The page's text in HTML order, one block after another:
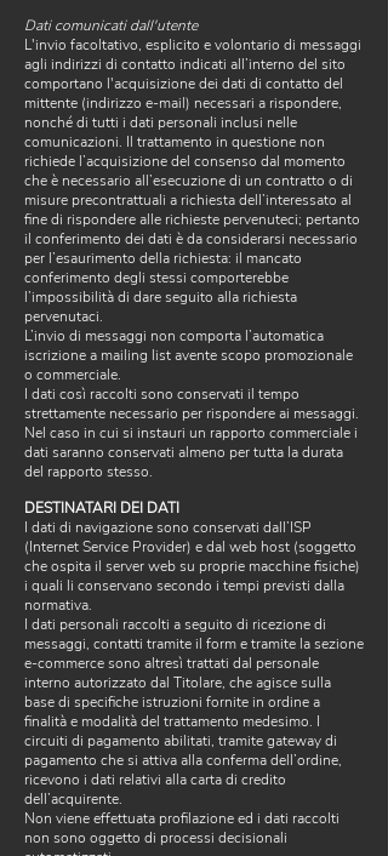
Dati comunicati dall'utente
L'invio facoltativo, esplicito e volontario di messaggi
agli indirizzi di contatto indicati all’interno del sito
comportano l'acquisizione dei dati di contatto del
mittente (indirizzo e-mail) necessari a rispondere,
nonché di tutti i dati personali inclusi nelle
comunicazioni. Il trattamento in questione non
richiede l’acquisizione del consenso dal momento
che è necessario all’esecuzione di un contratto o di
misure precontrattuali a richiesta dell’interessato al
fine di rispondere alle richieste pervenuteci; pertanto
il conferimento dei dati è da considerarsi necessario
per l’esaurimento della richiesta: il mancato
conferimento degli stessi comporterebbe
l’impossibilità di dare seguito alla richiesta
pervenutaci.
L’invio di messaggi non comporta l’automatica
iscrizione a mailing list avente scopo promozionale
o commerciale.
I dati così raccolti sono conservati il tempo
strettamente necessario per rispondere ai messaggi.
Nel caso in cui si instauri un rapporto commerciale i
dati saranno conservati almeno per tutta la durata
del rapporto stesso.
DESTINATARI DEI DATI
I dati di navigazione sono conservati dall’ISP
(Internet Service Provider) e dal web host (soggetto
che ospita il server web su proprie macchine fisiche)
i quali li conservano secondo i tempi previsti dalla
normativa.
I dati personali raccolti a seguito di ricezione di
messaggi, contatti tramite il form e tramite la sezione
e-commerce sono altresì trattati dal personale
interno autorizzato dal Titolare, che agisce sulla
base di specifiche istruzioni fornite in ordine a
finalità e modalità del trattamento medesimo. I
circuiti di pagamento abilitati, tramite gateway di
pagamento che si attiva alla conferma dell’ordine,
ricevono i dati relativi alla carta di credito
dell’acquirente.
Non viene effettuata profilazione ed i dati raccolti
non sono oggetto di processi decisionali